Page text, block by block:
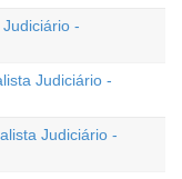
-
Judiciário -
Judiciário -